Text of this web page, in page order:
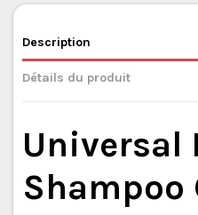
Description
Détails du produit
Universal
Shampoo